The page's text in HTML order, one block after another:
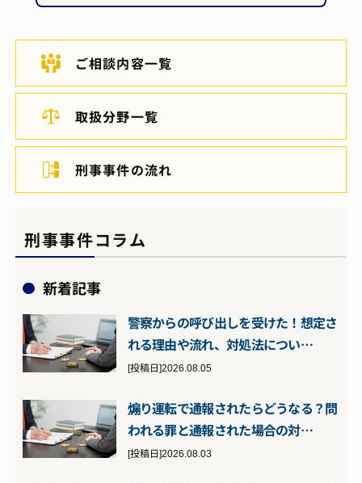
ご相談内容一覧
取扱分野一覧
刑事事件の流れ
刑事事件コラム
新着記事
警察からの呼び出しを受けた！想定さ
れる理由や流れ、対処法につい…
[投稿日]2026.08.05
煽り運転で通報されたらどうなる？問
われる罪と通報された場合の対…
[投稿日]2026.08.03